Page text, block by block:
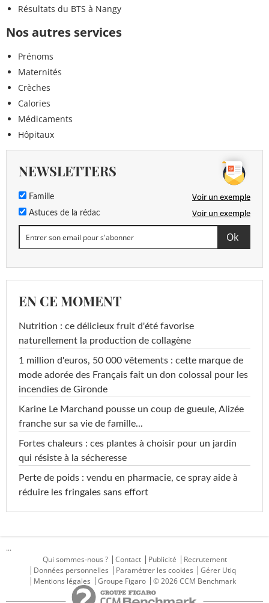
Résultats du BTS à Nangy
Nos autres services
Prénoms
Maternités
Crèches
Calories
Médicaments
Hôpitaux
NEWSLETTERS
Famille Voir un exemple
Astuces de la rédac Voir un exemple
EN CE MOMENT
Nutrition : ce délicieux fruit d'été favorise
naturellement la production de collagène
1 million d'euros, 50 000 vêtements : cette marque de
mode adorée des Français fait un don colossal pour les
incendies de Gironde
Karine Le Marchand pousse un coup de gueule, Alizée
franche sur sa vie de famille...
Fortes chaleurs : ces plantes à choisir pour un jardin
qui résiste à la sécheresse
Perte de poids : vendu en pharmacie, ce spray aide à
réduire les fringales sans effort
...
Qui sommes-nous ?
Contact Publicité
Recrutement
Données personnelles
Paramétrer les cookies
Gérer Utiq
Mentions légales
Groupe Figaro © 2026 CCM Benchmark